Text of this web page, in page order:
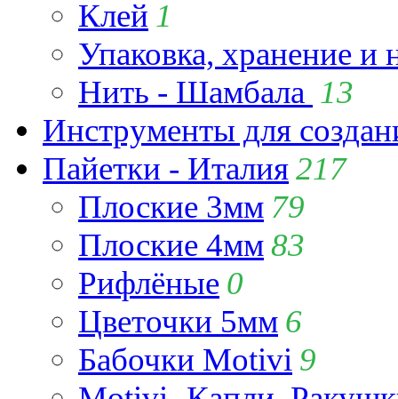
Клей 1
Упаковка, хранение и
Нить - Шамбала 13
Инструменты для
Пайетки - Италия217
Плоские 3мм 79
Плоские 4мм83
Рифлёные 0
Цветочки 5мм 6
Бабочки Motivi 9